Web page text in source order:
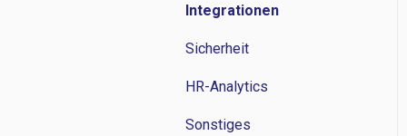
Integrationen
Sicherheit
HR-Analytics
Sonstiges